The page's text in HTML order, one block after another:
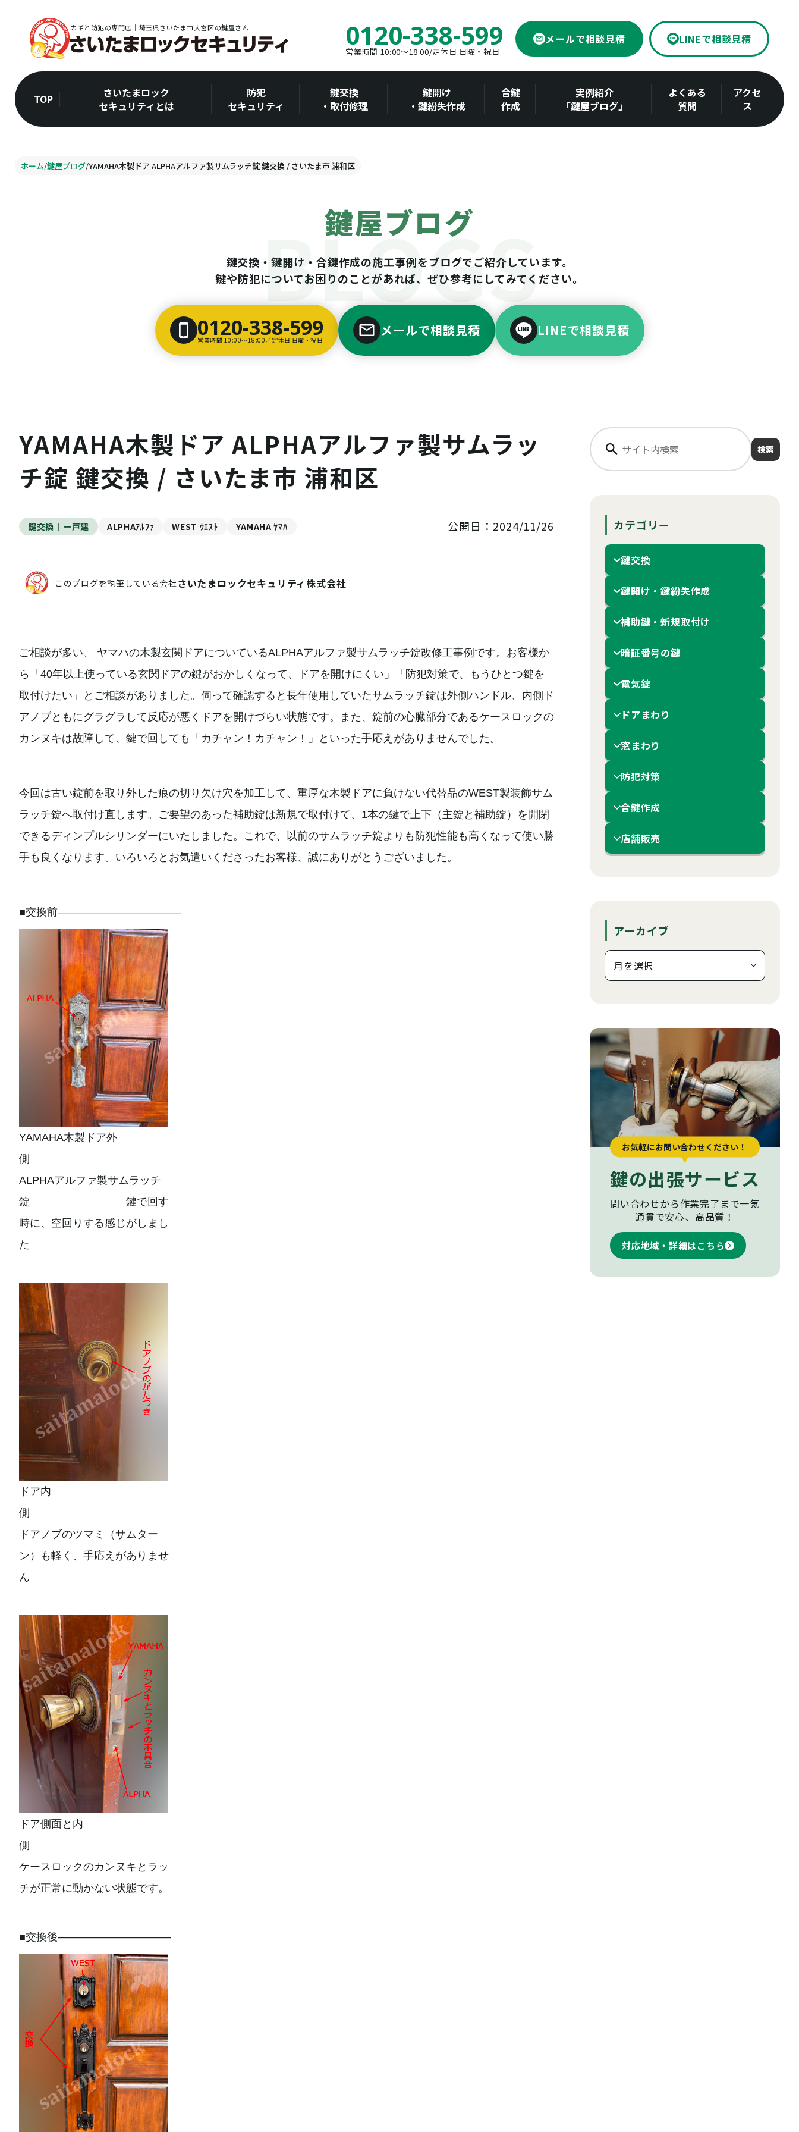
カギと防犯の専門店｜埼玉県さいたま市大宮区の鍵屋さん 0120-338-599
営業時間 10:00～18:00/定休日 日曜・祝日
メールで相談見積 LINEで相談見積
TOP
さいたまロック
セキュリティとは
防犯
セキュリティ
鍵交換
・取付修理
鍵開け
・鍵紛失作成
合鍵
作成
実例紹介
「鍵屋ブログ」
よくある
質問
アクセ
ス
ホーム/鍵屋ブログ/YAMAHA木製ドア ALPHAアルファ製サムラッチ錠 鍵交換 / さいたま市 浦和区
鍵屋ブログ
鍵交換・鍵開け・合鍵作成の施工事例をブログでご紹介しています。
鍵や防犯についてお困りのことがあれば、ぜひ参考にしてみてください。
0120-338-599
営業時間 10:00〜18:00／定休日 日曜・祝日
メールで相談見積 LINEで相談見積
YAMAHA木製ドア ALPHAアルファ製サムラッ
チ錠 鍵交換 / さいたま市 浦和区
鍵交換｜一戸建 ALPHAｱﾙﾌｧ WEST ｳｴｽﾄ YAMAHA ﾔﾏﾊ 公開日：2024/11/26
このブログを執筆している会社さいたまロックセキュリティ株式会社
ご相談が多い、 ヤマハの木製玄関ドアについているALPHAアルファ製サムラッチ錠改修工事例です。お客様か
ら「40年以上使っている玄関ドアの鍵がおかしくなって、ドアを開けにくい」「防犯対策で、もうひとつ鍵を
取付けたい」とご相談がありました。伺って確認すると長年使用していたサムラッチ錠は外側ハンドル、内側ド
アノブともにグラグラして反応が悪くドアを開けづらい状態です。また、錠前の心臓部分であるケースロックの
カンヌキは故障して、鍵で回しても「カチャン！カチャン！」といった手応えがありませんでした。
今回は古い錠前を取り外した痕の切り欠け穴を加工して、重厚な木製ドアに負けない代替品のWEST製装飾サム
ラッチ錠へ取付け直します。ご要望のあった補助錠は新規で取付けて、1本の鍵で上下（主錠と補助錠）を開閉
できるディンプルシリンダーにいたしました。これで、以前のサムラッチ錠よりも防犯性能も高くなって使い勝
手も良くなります。いろいろとお気遣いくださったお客様、誠にありがとうございました。
■交換前———————————–
YAMAHA木製ドア外
側
ALPHAアルファ製サムラッチ
錠 鍵で回す
時に、空回りする感じがしまし
た
ドア内
側
ドアノブのツマミ（サムター
ン）も軽く、手応えがありませ
ん
ドア側面と内
側
ケースロックのカンヌキとラッ
チが正常に動かない状態です。
■交換後——————————–
検索
カテゴリー
鍵交換
鍵開け・鍵紛失作成
補助鍵・新規取付け
暗証番号の鍵
電気錠
ドアまわり
窓まわり
防犯対策
合鍵作成
店舗販売
アーカイブ
お気軽にお問い合わせください！
鍵の出張サービス
問い合わせから作業完了まで一気
通貫で安心、高品質！
対応地域・詳細はこちら